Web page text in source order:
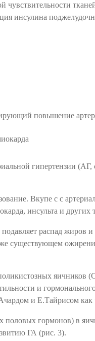
инсулина
повышение
гипертензии
Вкупе с с
инсульта и
распад жиров и
существующем
и
и Е.Тайрисом
половых гормонов) в
ГА (рис. 3).